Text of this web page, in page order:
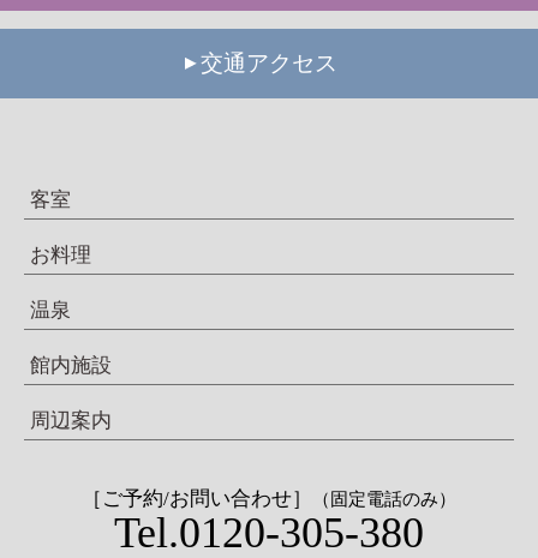
交通アクセス
客室
お料理
温泉
館内施設
周辺案内
［ご予約/お問い合わせ］ （固定電話のみ）
Tel.0120-305-380